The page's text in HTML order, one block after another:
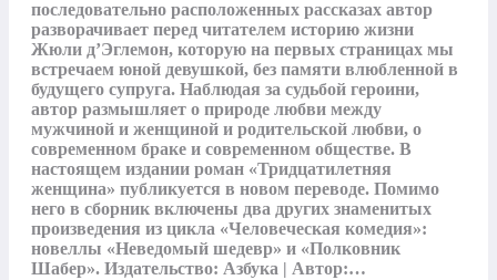
последовательно расположенных рассказах автор
разворачивает перед читателем историю жизни
Жюли д’Эглемон, которую на первых страницах мы
встречаем юной девушкой, без памяти влюбленной в
будущего супруга. Наблюдая за судьбой героини,
автор размышляет о природе любви между
мужчиной и женщиной и родительской любви, о
современном браке и современном обществе. В
настоящем издании роман «Тридцатилетняя
женщина» публикуется в новом переводе. Помимо
него в сборник включены два других знаменитых
произведения из цикла «Человеческая комедия»:
новеллы «Неведомый шедевр» и «Полковник
Шабер». Издательство: Азбука | Автор:…